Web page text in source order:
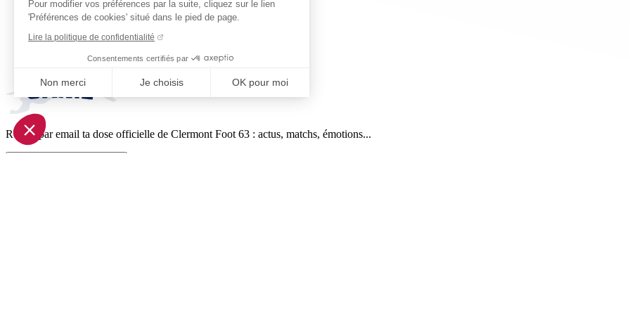
Pour modifier vos préférences par la suite, cliquez sur le lien
'Préférences de cookies' situé dans le pied de page.
Lire la politique de confidentialité
Consentements certifiés par
Non merci Je choisis OK pour moi
Axeptio consent
Plateforme de Gestion du Consentement : Personnalisez vos Options
Notre plateforme vous permet d'adapter et de gérer vos paramètres de confidentialité, en garantissant la conformité avec
Reçois par email ta dose officielle de Clermont Foot 63 : actus, matchs, émotions...